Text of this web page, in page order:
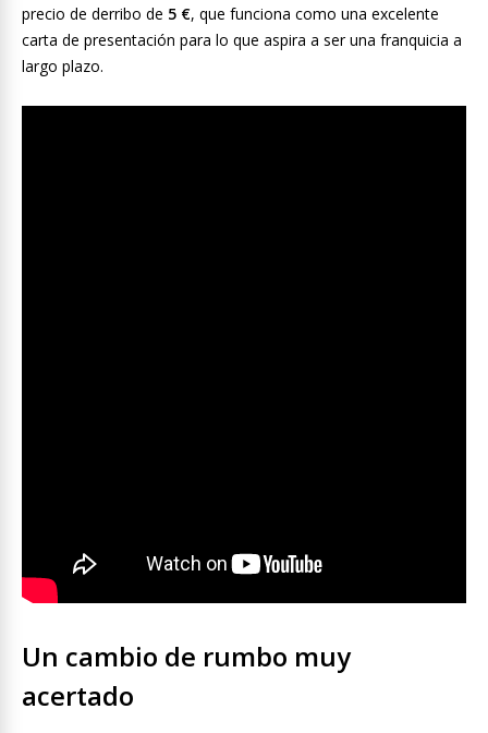
precio de derribo de 5 €, que funciona como una excelente
carta de presentación para lo que aspira a ser una franquicia a
largo plazo.
Un cambio de rumbo muy
acertado